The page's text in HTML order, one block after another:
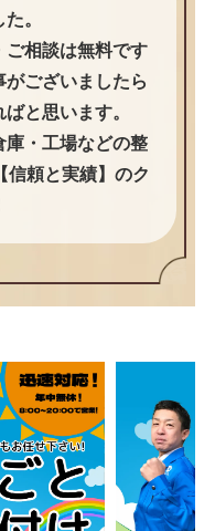
。
ご相談は無料です
ございましたら
と思います。
庫・工場などの整
信頼と実績】のク